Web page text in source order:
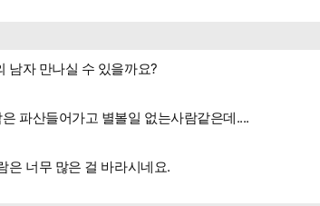
남자 만나실 수 있을까요?
파산들어가고 별볼일 없는사람같은데....
은 너무 많은 걸 바라시네요.